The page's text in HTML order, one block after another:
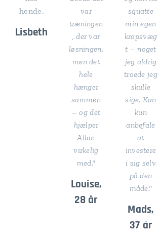
hende.
Lisbeth
var
træningen
, der var
løsningen,
men det
hele
hænger
sammen
– og det
hjælper
Allan
virkelig
med."
Louise,
28 år
squatte
min egen
kropsvæg
t – noget
jeg aldrig
troede jeg
skulle
sige. Kan
kun
anbefale
at
investere
i sig selv
på den
måde."
Mads,
37 år